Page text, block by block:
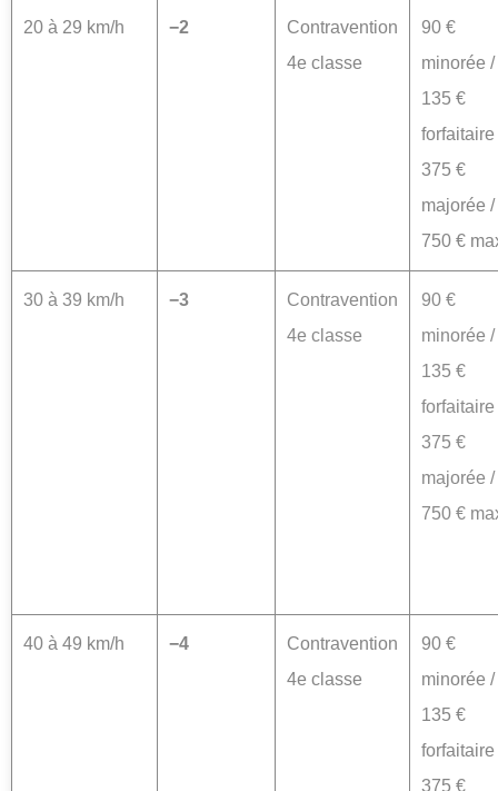
20 à 29 km/h −2
Contravention
4e classe
90 €
minorée /
135 €
forfaitaire
375 €
majorée /
750 €
30 à 39 km/h −3
Contravention
4e classe
90 €
minorée /
135 €
forfaitaire
375 €
majorée /
750 €
40 à 49 km/h −4
Contravention
4e classe
90 €
minorée /
135 €
forfaitaire
375 €